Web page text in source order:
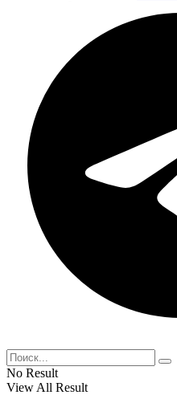
No Result
View All Result